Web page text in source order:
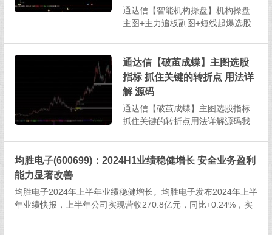
通达信【智能机构操盘】机构操盘
主图+主力追板副图+短线起爆选股
【智能机构操盘】指标简介：套装
指标包含：机构操盘主图+主力追板
副图+短线起爆选股+追板信号选股
指标；1、红色线为...
通达信【破茧成蝶】主图选股
指标 抓住关键的转折点 用法详
解 源码
通达信【破茧成蝶】主图选股指标
抓住关键的转折点用法详解源码我
力。这个过程虽然艰难，但一旦成
体现。股市中的洗盘震荡，就像是
蝴...
均胜电子(600699)：2024H1业绩稳健增长 安全业务盈利
能力显著改善
均胜电子2024年上半年业绩稳健增长。均胜电子发布2024年上半
年业绩快报，上半年公司实现营收270.8亿元，同比+0.24%，实